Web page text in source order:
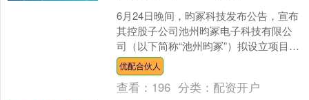
6月24日晚间，昀冢科技发布公告，宣布
其控股子公司池州昀冢电子科技有限公
司（以下简称“池州昀冢”）拟设立项目公
司，在安徽省池州市皖江江南新兴产业
集中区投资建设高....
优配合伙人
查看： 196 分类： 配资开户